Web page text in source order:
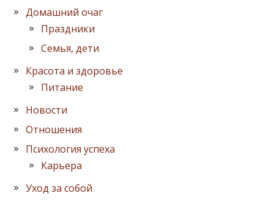
Домашний очаг
Праздники
Семья, дети
Красота и здоровье
Питание
Новости
Отношения
Психология успеха
Карьера
Уход за собой